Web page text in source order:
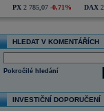
PX 2 785,07 -0,71% DAX
HLEDAT V KOMENTÁŘÍCH
Pokročilé hledání
INVESTIČNÍ DOPORUČENÍ